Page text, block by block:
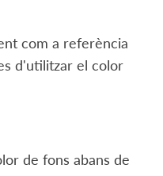
com a referència
d'utilitzar el color
de fons abans de